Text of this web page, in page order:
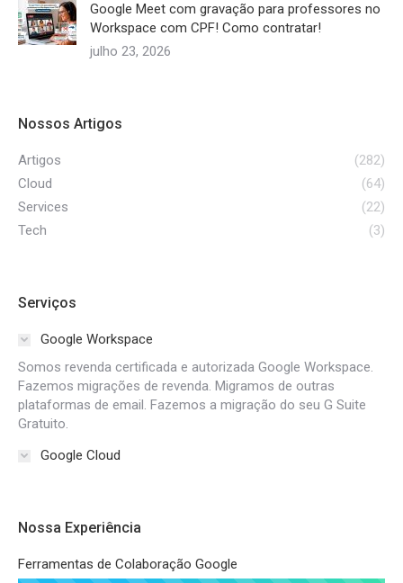
Google Meet com gravação para professores no
Workspace com CPF! Como contratar!
julho 23, 2026
Nossos Artigos
Artigos
(282)
Cloud
(64)
Services
(22)
Tech
(3)
Serviços
Google Workspace
Somos revenda certificada e autorizada Google Workspace.
Fazemos migrações de revenda. Migramos de outras
plataformas de email. Fazemos a migração do seu G Suite
Gratuito.
Google Cloud
Nossa Experiência
Ferramentas de Colaboração Google